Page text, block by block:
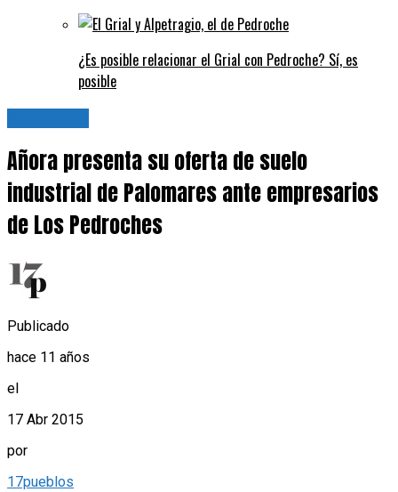
¿Es posible relacionar el Grial con Pedroche? Sí, es
posible
Añora presenta su oferta de suelo
industrial de Palomares ante empresarios
de Los Pedroches
Publicado
hace 11 años
el
17 Abr 2015
por
17pueblos